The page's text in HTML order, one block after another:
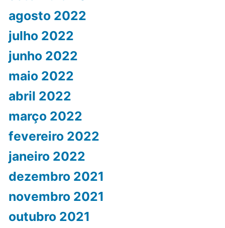
agosto 2022
julho 2022
junho 2022
maio 2022
abril 2022
março 2022
fevereiro 2022
janeiro 2022
dezembro 2021
novembro 2021
outubro 2021